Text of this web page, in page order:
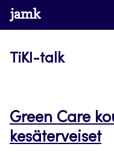
Siirry
suoraan
www.jamk.fi
TiKI-talk
Green Care
kesäterveiset